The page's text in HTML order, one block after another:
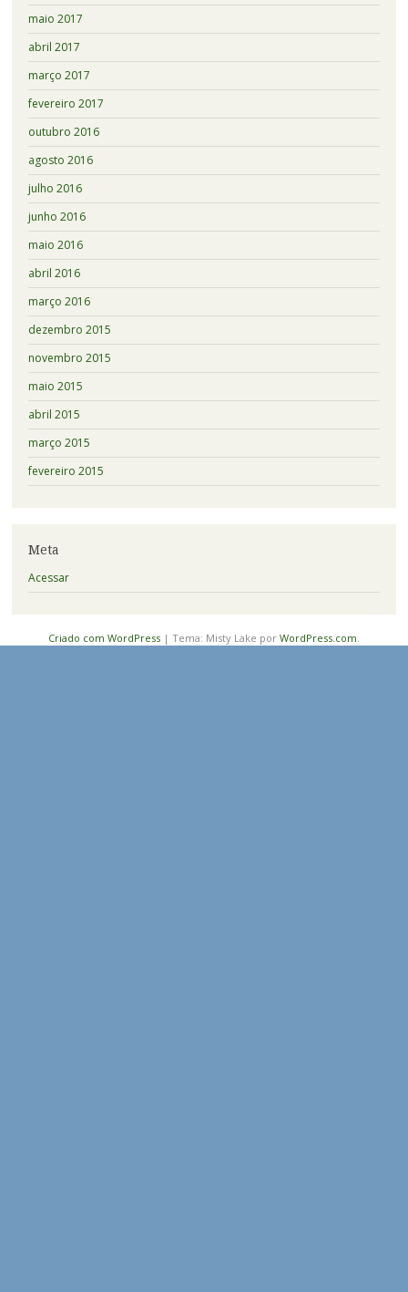
maio 2017
abril 2017
março 2017
fevereiro 2017
outubro 2016
agosto 2016
julho 2016
junho 2016
maio 2016
abril 2016
março 2016
dezembro 2015
novembro 2015
maio 2015
abril 2015
março 2015
fevereiro 2015
Meta
Acessar
Criado com WordPress | Tema: Misty Lake por WordPress.com.